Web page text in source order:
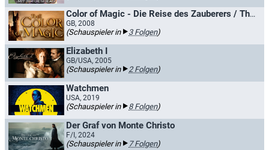
Color of Magic - Die Reise des Zauberers / The Colour of Magic
GB, 2008
(Schauspieler in 3 Folgen)
Elizabeth I
GB/USA, 2005
(Schauspieler in 2 Folgen)
Watchmen
USA, 2019
(Schauspieler in 8 Folgen)
Der Graf von Monte Christo
F/I, 2024
(Schauspieler in 7 Folgen)